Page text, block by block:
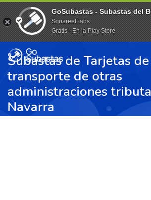
Subastas de Tarjetas de
transporte de otras
administraciones
Navarra
GoSubastas - Subastas del
SquareetLabs
Gratis - En la Play Store